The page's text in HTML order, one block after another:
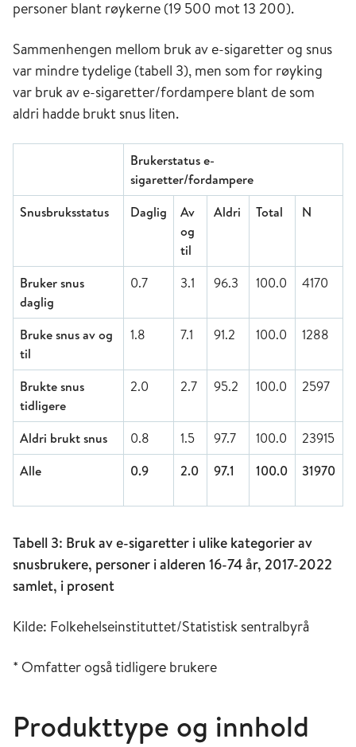
personer blant røykerne (19 500 mot 13 200).
Sammenhengen mellom bruk av e-sigaretter og snus
var mindre tydelige (tabell 3), men som for røyking
var bruk av e-sigaretter/fordampere blant de som
aldri hadde brukt snus liten.
Brukerstatus e-
sigaretter/fordampere
Snusbruksstatus
Daglig
Av
og
til
Aldri Total N
Bruker snus
daglig
0.7 3.1 96.3 100.0 4170
Bruke snus av og
til
1.8 7.1 91.2 100.0 1288
Brukte snus
tidligere
2.0 2.7 95.2 100.0 2597
Aldri brukt snus 0.8 1.5 97.7 100.0
23915
Alle
0.9 2.0 97.1 100.0 31970
Tabell 3: Bruk av e-sigaretter i ulike kategorier av
snusbrukere, personer i alderen 16-74 år, 2017-2022
samlet, i prosent
Kilde: Folkehelseinstituttet/Statistisk sentralbyrå
* Omfatter også tidligere brukere
Produkttype og innhold